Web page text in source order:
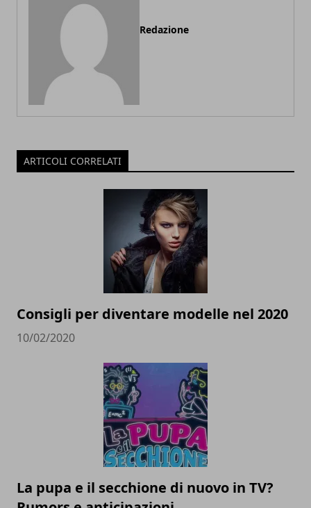
Redazione
ARTICOLI CORRELATI
Consigli per diventare modelle nel 2020
10/02/2020
La pupa e il secchione di nuovo in TV?